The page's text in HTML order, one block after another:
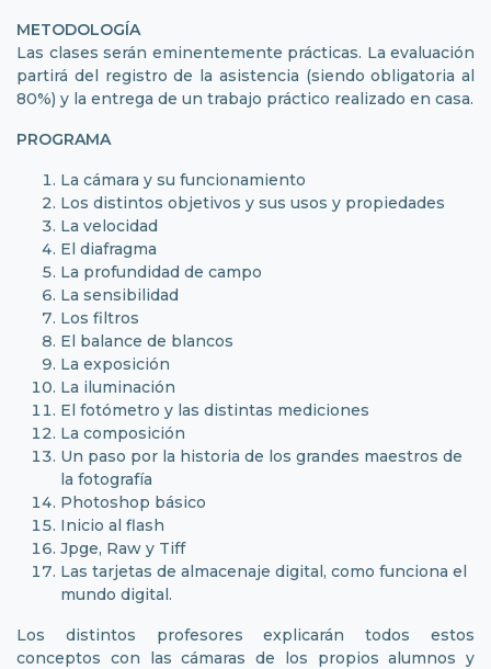
METODOLOGÍA
Las clases serán eminentemente prácticas. La evaluación
partirá del registro de la asistencia (siendo obligatoria al
80%) y la entrega de un trabajo práctico realizado en casa.
PROGRAMA
La cámara y su funcionamiento
Los distintos objetivos y sus usos y propiedades
La velocidad
El diafragma
La profundidad de campo
La sensibilidad
Los filtros
El balance de blancos
La exposición
La iluminación
El fotómetro y las distintas mediciones
La composición
Un paso por la historia de los grandes maestros de
la fotografía
Photoshop básico
Inicio al flash
Jpge, Raw y Tiff
Las tarjetas de almacenaje digital, como funciona el
mundo digital.
Los distintos profesores explicarán todos estos
conceptos con las cámaras de los propios alumnos y